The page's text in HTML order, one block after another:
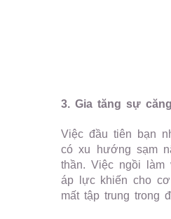
3. Gia tăng sự
Việc đầu tiên bạn
có xu hướng sạm
thần. Việc ngồi
áp lực khiến cho
mất tập trung trong